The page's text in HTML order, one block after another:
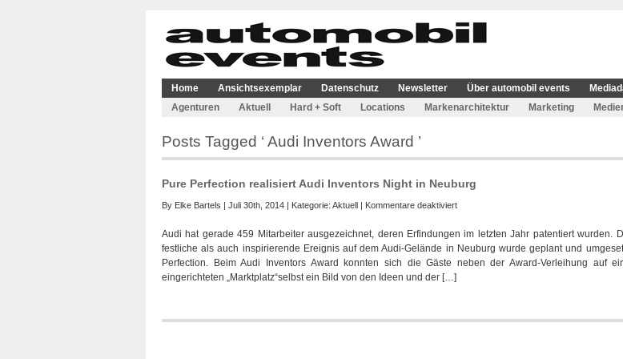
Home Ansichtsexemplar Datenschutz Newsletter Über automobil events
Agenturen
Aktuell Hard + Soft Locations Markenarchitektur Marketing
Posts Tagged ‘ Audi Inventors Award ’
Pure Perfection realisiert Audi Inventors Night in Neuburg
By Elke Bartels | Juli 30th, 2014 | Kategorie: Aktuell | Kommentare deaktiviertfür
Perfection
realisiert
Audi
Neuburg
Audi hat gerade 459 Mitarbeiter ausgezeichnet, deren Erfindungen im letzten Jahr patentiert wurden.
festliche als auch inspirierende Ereignis auf dem Audi-Gelände in Neuburg wurde geplant und
Perfection. Beim Audi Inventors Award konnten sich die Gäste neben der Award-Verleihung auf
eingerichteten „Marktplatz“selbst ein Bild von den Ideen und der […]